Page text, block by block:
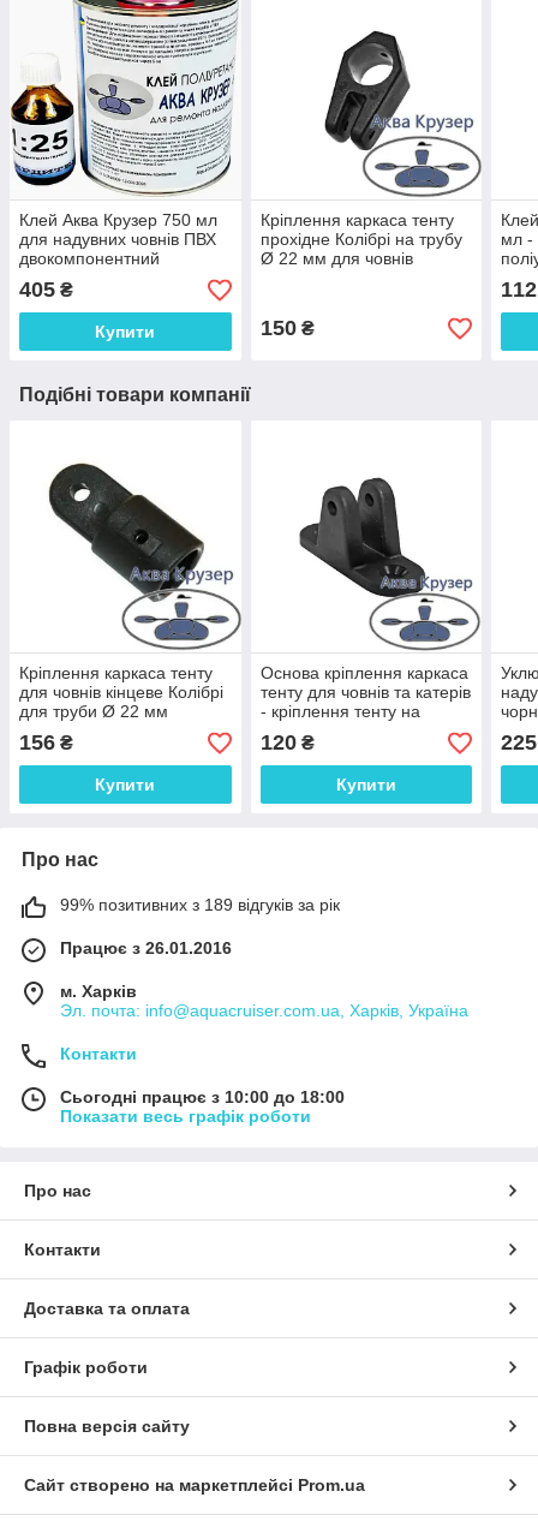
Клей Аква Крузер 750 мл
для надувних човнів ПВХ
двокомпонентний
поліуретановий з
затверджувачем
405 ₴
Купити
Кріплення каркаса тенту
прохідне Колібрі на трубу
Ø 22 мм для човнів
150₴
мл -
112
Подібні товари компанії
Кріплення каркаса тенту
для човнів кінцеве Колібрі
для труби Ø 22 мм
156 ₴
Купити
Основа кріплення каркаса
тенту для човнів та катерів
- кріплення тенту на
жорсткий борт човна або
катера
120₴
Купити
225
Про нас
99% позитивних з 189 відгуків за рік
Працює з 26.01.2016
м. Харків
Эл. почта: info@aquacruiser.com.ua, Харків, Україна
Контакти
Сьогодні працює з 10:00 до 18:00
Показати весь графік роботи
Про нас
Контакти
Доставка та оплата
Графік роботи
Повна версія сайту
Сайт створено на маркетплейсі Prom.ua